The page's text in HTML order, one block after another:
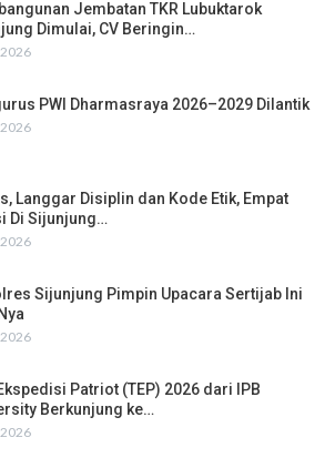
Jembatan TKR Lubuktarok
Dimulai, CV Beringin…
PWI Dharmasraya 2026–2029 Dilantik
Langgar Disiplin dan Kode Etik, Empat
Di Sijunjung…
Sijunjung Pimpin Upacara Sertijab Ini
Patriot (TEP) 2026 dari IPB
Berkunjung ke…